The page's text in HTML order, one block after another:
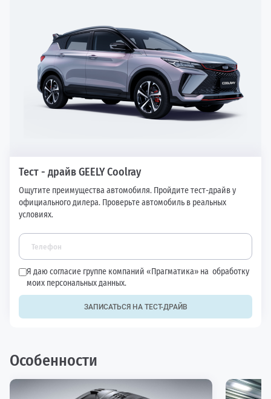
Тест - драйв GEELY Coolray
Ощутите преимущества автомобиля. Пройдите тест-драйв у
официального дилера. Проверьте автомобиль в реальных
условиях.
Я даю согласие группе компаний «Прагматика» на обработку
моих персональных данных.
ЗАПИСАТЬСЯ НА ТЕСТ-ДРАЙВ
Особенности